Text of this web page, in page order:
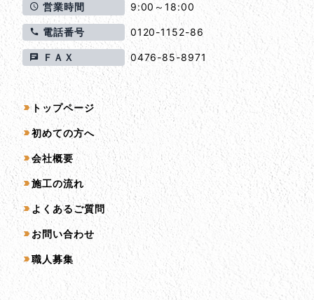
営業時間 9:00～18:00
電話番号 0120-1152-86
ＦＡＸ 0476-85-8971
サイトマップ
トップページ
初めての方へ
会社概要
施工の流れ
よくあるご質問
お問い合わせ
職人募集